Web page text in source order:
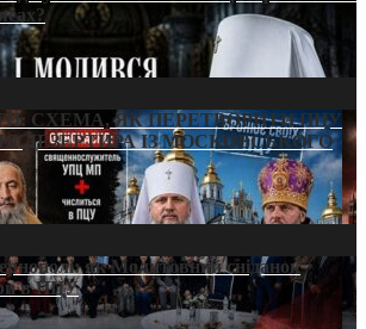
СХЕМА, ЯК ПЕРЕТВОРИТИ ПЦУ
ДЕЗЕРТИРА ІЗ МОСКОВСЬКОГО
як Молитовний сніданок
в ПЦУ